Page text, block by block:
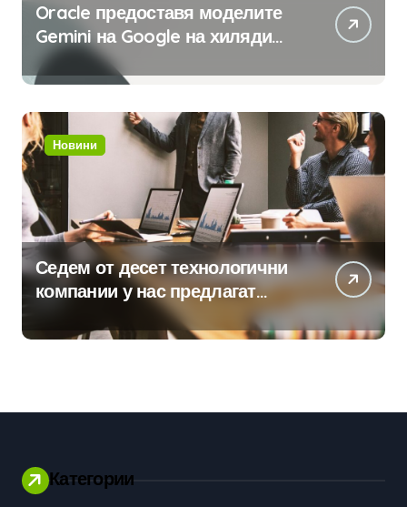
Oracle предоставя моделите
Gemini на Google на хиляди
клиенти на бизнес
приложения
Новини
Седем от десет технологични
компании у нас предлагат
хибридна работа
Категории